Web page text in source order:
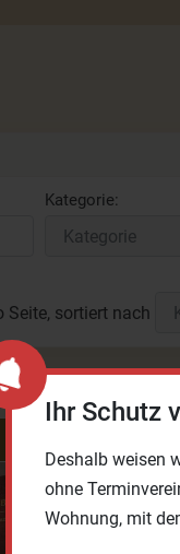
Ihr Schutz
Deshalb weisen
ohne
Wohnung, mit
Kategorie:
Seite, sortiert nach